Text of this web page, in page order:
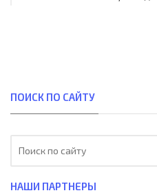
ПОИСК ПО САЙТУ
НАШИ ПАРТНЕРЫ